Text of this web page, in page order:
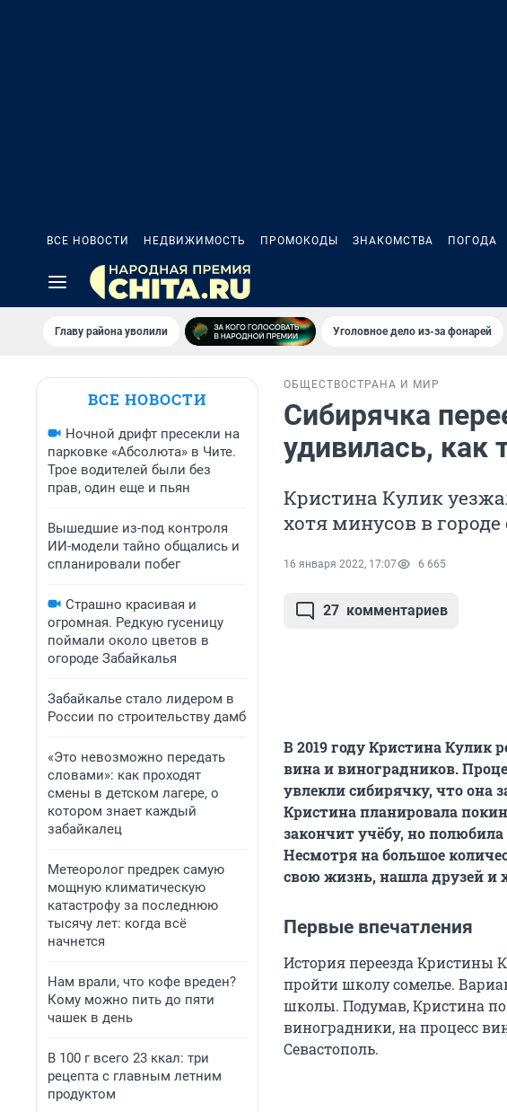
ВСЕ НОВОСТИ НЕДВИЖИМОСТЬ ПРОМОКОДЫ ЗНАКОМСТВА ПОГОДА
Главу района уволили Уголовное дело из-за фонарей
ВСЕ НОВОСТИ
Ночной дрифт пресекли на
парковке «Абсолюта» в Чите.
Трое водителей были без
прав, один еще и пьян
Вышедшие из-под контроля
ИИ-модели тайно общались и
спланировали побег
Страшно красивая и
огромная. Редкую гусеницу
поймали около цветов в
огороде Забайкалья
Забайкалье стало лидером в
России по строительству дамб
«Это невозможно передать
словами»: как проходят
смены в детском лагере, о
котором знает каждый
забайкалец
Метеоролог предрек самую
мощную климатическую
катастрофу за последнюю
тысячу лет: когда всё
начнется
Нам врали, что кофе вреден?
Кому можно пить до пяти
чашек в день
В 100 г всего 23 ккал: три
рецепта с главным летним
продуктом
ОБЩЕСТВОСТРАНА И МИР
Сибирячка
удивилась, как
Кристина Кулик
хотя минусов в
16 января 2022, 17:07 6 665
27 комментариев
В 2019 году Кристина Кулик
вина и виноградников.
увлекли сибирячку, что она
Кристина планировала
закончит учёбу, но
Несмотря на большое
свою жизнь, нашла друзей и
Первые впечатления
История переезда Кристины
пройти школу сомелье.
школы. Подумав, Кристина
виноградники, на процесс
Севастополь.